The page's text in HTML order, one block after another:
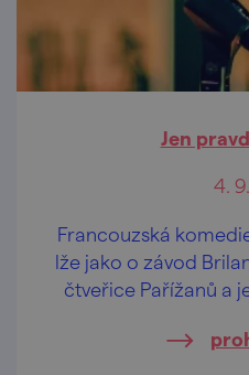
Jen
4.
Francouzská
lže jako o závod Brilantně rozehraný příběh
čtveřice Pařížanů a